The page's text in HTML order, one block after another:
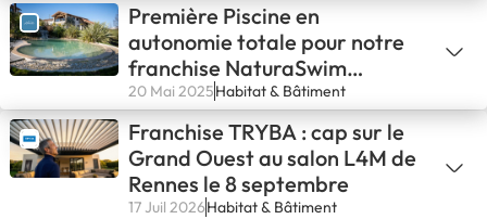
Première Piscine en
autonomie totale pour notre
franchise NaturaSwim
d’Avignon !💪
20 Mai 2025Habitat & Bâtiment
Franchise TRYBA : cap sur le
Grand Ouest au salon L4M de
Rennes le 8 septembre
17 Juil 2026Habitat & Bâtiment